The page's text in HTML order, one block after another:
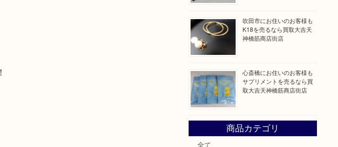
吹田市にお住いのお客様も
K18を売るなら買取大吉天
神橋筋商店街店
心斎橋にお住いのお客様も
サプリメントを売るなら買
取大吉天神橋筋商店街店
商品カテゴリ
全て